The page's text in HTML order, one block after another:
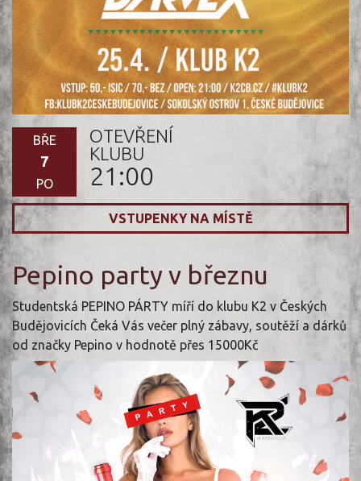
BŘE
7
PO
OTEVŘENÍ
KLUBU
21:00
VSTUPENKY NA MÍSTĚ
Pepino party v březnu
Studentská PEPINO PÁRTY míří do klubu K2 v Českých
Budějovicích Čeká Vás večer plný zábavy, soutěží a dárků
od značky Pepino v hodnotě přes 15000Kč